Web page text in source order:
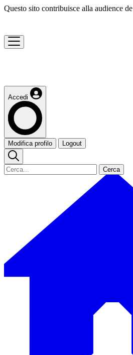
Questo sito contribuisce alla audience de
Accedi
Modifica profilo Logout
Cerca